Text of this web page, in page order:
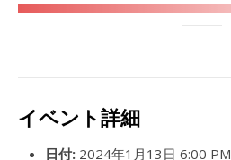
イベント詳細
日付: 2024年1月13日 6:00 PM